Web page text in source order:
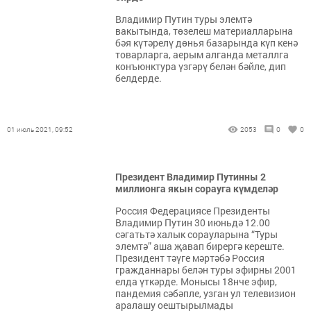
Владимир Путин туры элемтә
вакытында, төзелеш материалларына
бәя күтәрелү дөнья базарында күп кенә
товарларга, аерым алганда металлга
конъюнктура үзгәрү белән бәйле, дип
белдерде.
01 июль 2021, 09:52 2053 0 0
Президент Владимир Путинны 2
миллионга якын сорауга күмделәр
Россия Федерациясе Президенты
Владимир Путин 30 июньдә 12.00
сәгатьтә халык сорауларына “Туры
элемтә” аша җавап бирергә кереште.
Президент тәүге мәртәбә Россия
гражданнары белән туры эфирны 2001
елда үткәрде. Монысы 18нче эфир,
пандемия сәбәпле, узган ул телевизион
аралашу оештырылмады